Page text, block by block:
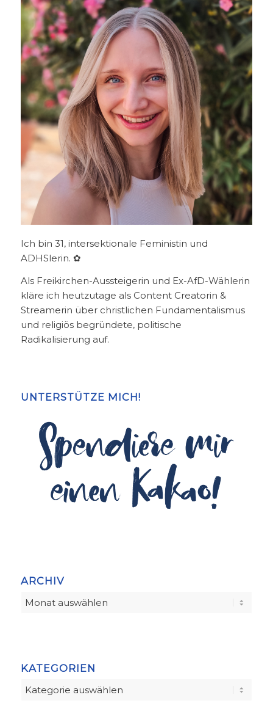
Ich bin 31, intersektionale Feministin und
ADHSlerin. ✿
Als Freikirchen-Aussteigerin und Ex-AfD-Wählerin
kläre ich heutzutage als Content Creatorin &
Streamerin über christlichen Fundamentalismus
und religiös begründete, politische
Radikalisierung auf.
UNTERSTÜTZE MICH!
ARCHIV
KATEGORIEN
Kategorien